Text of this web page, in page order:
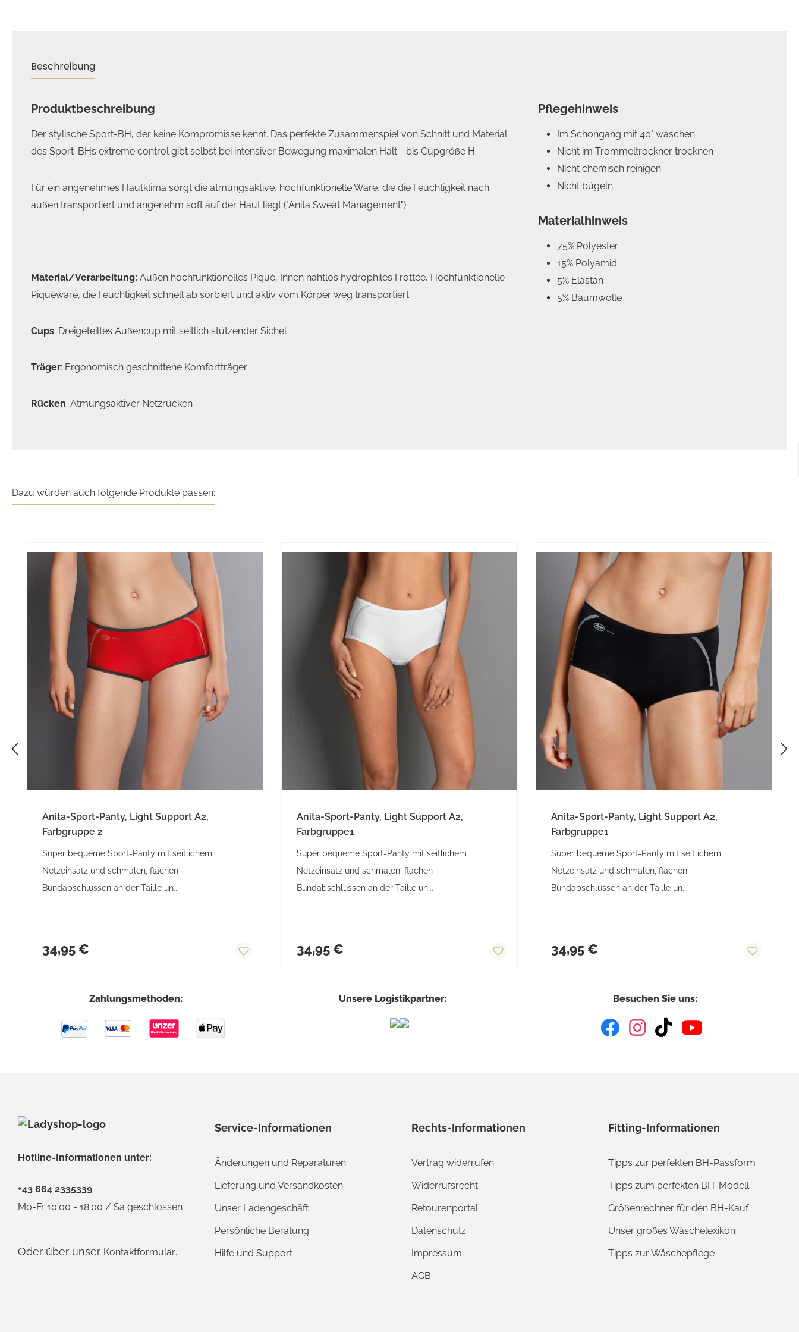
Beschreibung
Produktbeschreibung
Der stylische Sport-BH, der keine Kompromisse kennt. Das perfekte Zusammenspiel von Schnitt und Material
des Sport-BHs extreme control gibt selbst bei intensiver Bewegung maximalen Halt - bis Cupgröße H.
Für ein angenehmes Hautklima sorgt die atmungsaktive, hochfunktionelle Ware, die die Feuchtigkeit nach
außen transportiert und angenehm soft auf der Haut liegt ("Anita Sweat Management").
Material/Verarbeitung: Außen hochfunktionelles Piqué, Innen nahtlos hydrophiles Frottee, Hochfunktionelle
Piquéware, die Feuchtigkeit schnell ab sorbiert und aktiv vom Körper weg transportiert
Cups: Dreigeteiltes Außencup mit seitlich stützender Sichel
Träger: Ergonomisch geschnittene Komfortträger
Rücken: Atmungsaktiver Netzrücken
Pflegehinweis
Im Schongang mit 40° waschen
Nicht im Trommeltrockner trocknen
Nicht chemisch reinigen
Nicht bügeln
Materialhinweis
75% Polyester
15% Polyamid
5% Elastan
5% Baumwolle
Dazu würden auch folgende Produkte passen:
Anita-Sport-Panty, Light Support A2,
Farbgruppe 2
Super bequeme Sport-Panty mit seitlichem
Netzeinsatz und schmalen, flachen
Bundabschlüssen an der Taille un...
34,95 €
Anita-Sport-Panty, Light Support A2,
Farbgruppe1
Super bequeme Sport-Panty mit seitlichem
Netzeinsatz und schmalen, flachen
Bundabschlüssen an der Taille un...
34,95 €
Anita-Sport-Panty, Light Support A2,
Farbgruppe1
Super bequeme Sport-Panty mit seitlichem
Netzeinsatz und schmalen, flachen
Bundabschlüssen an der Taille un...
34,95 €
Zahlungsmethoden: Unsere Logistikpartner: Besuchen Sie uns:
Hotline-Informationen unter:
+43 664 2335339
Mo-Fr 10:00 - 18:00 / Sa geschlossen
Oder über unser Kontaktformular.
Service-Informationen
Änderungen und Reparaturen
Lieferung und Versandkosten
Unser Ladengeschäft
Persönliche Beratung
Hilfe und Support
Rechts-Informationen
Vertrag widerrufen
Widerrufsrecht
Retourenportal
Datenschutz
Impressum
AGB
Fitting-Informationen
Tipps zur perfekten BH-Passform
Tipps zum perfekten BH-Modell
Größenrechner für den BH-Kauf
Unser großes Wäschelexikon
Tipps zur Wäschepflege